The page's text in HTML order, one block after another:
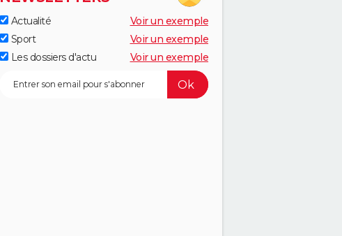
Actualité
Voir un exemple
Sport
Voir un exemple
Les dossiers d'actu
Voir un exemple